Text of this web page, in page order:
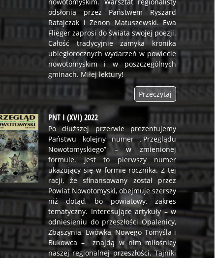
odsłonią przez Państwem Ryszard
Ratajczak i Zenon Matuszewski. Ewa
Flieger zaprosi do świata swojej poezji.
Całość tradycyjnie zamyka kronika
ubiegłorocznych wydarzeń w powiecie
nowotomyskim i w poszczególnych
gminach. Miłej lektury!
Przeczytaj
PNT I (XVI) 2022
Po dłuższej przerwie prezentujemy
Państwu kolejny numer „Przeglądu
Nowotomyskiego” – w zmienionej
formule. Jest to pierwszy numer
ukazujący się w formie rocznika. Z tej
racji, że sfinansowany został przez
Powiat Nowotomyski, obejmuje szerszy
niż dotąd, bo powiatowy, zakres
tematyczny. Interesujące artykuły – w
odniesieniu do przeszłości Opalenicy,
Zbąszynia, Lwówka, Nowego Tomyśla i
Bukowca – znajdą w nim miłośnicy
naszej regionalnej przeszłości. Tajniki